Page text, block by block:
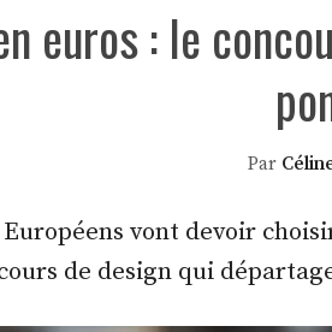
euros : le
Par
vont devoir
de design qui